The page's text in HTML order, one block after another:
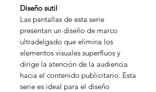
Diseño sutil
Las pantallas de esta serie
presentan un diseño de marco
ultradelgado que elimina los
elementos visuales superfluos y
dirige la atención de la audiencia
hacia el contenido publicitario. Esta
serie es ideal para el diseño